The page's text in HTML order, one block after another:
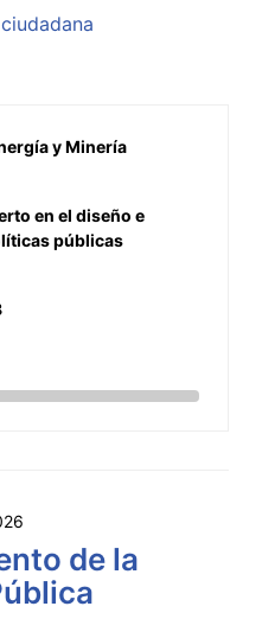
y Minería
en el diseño e
públicas
de la